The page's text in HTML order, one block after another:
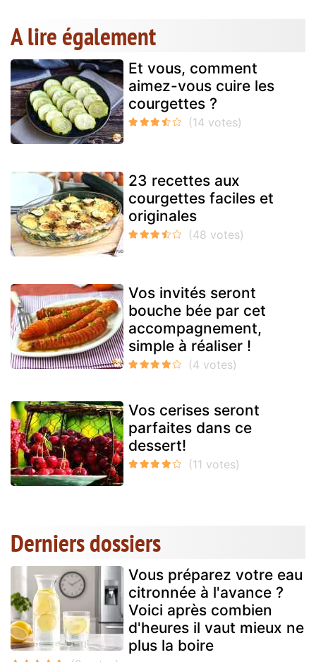
A lire également
Et vous, comment
aimez-vous cuire les
courgettes ?
23 recettes aux
courgettes faciles et
originales
Vos invités seront
bouche bée par cet
accompagnement,
simple à réaliser !
Vos cerises seront
parfaites dans ce
dessert!
Derniers dossiers
Vous préparez votre eau
citronnée à l'avance ?
Voici après combien
d'heures il vaut mieux ne
plus la boire